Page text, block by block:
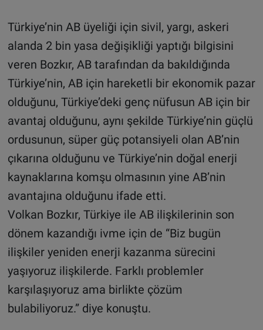
Türkiye’nin AB üyeliği için sivil, yargı, askeri
alanda 2 bin yasa değişikliği yaptığı bilgisini
veren Bozkır, AB tarafından da bakıldığında
Türkiye’nin, AB için hareketli bir ekonomik pazar
olduğunu, Türkiye’deki genç nüfusun AB için bir
avantaj olduğunu, aynı şekilde Türkiye’nin güçlü
ordusunun, süper güç potansiyeli olan AB’nin
çıkarına olduğunu ve Türkiye’nin doğal enerji
kaynaklarına komşu olmasının yine AB’nin
avantajına olduğunu ifade etti.
Volkan Bozkır, Türkiye ile AB ilişkilerinin son
dönem kazandığı ivme için de “Biz bugün
ilişkiler yeniden enerji kazanma sürecini
yaşıyoruz ilişkilerde. Farklı problemler
karşılaşıyoruz ama birlikte çözüm
bulabiliyoruz.” diye konuştu.